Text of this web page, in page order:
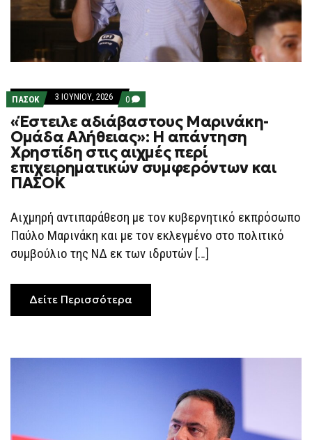
ΠΑΣΟΚ 3 ΙΟΥΝΊΟΥ, 2026 0 COMMENTS
ON
«ΈΣΤΕΙΛΕ
ΑΔΙΆΒΑΣΤΟΥΣ
ΜΑΡΙΝΆΚΗ-
ΟΜΆΔΑ
ΑΛΉΘΕΙΑΣ»:
Η
ΑΙΧΜΈΣ
ΠΕΡΊ
ΕΠΙΧΕΙΡΗΜΑΤΙΚΏΝ
ΣΥΜΦΕΡΌΝΤΩΝ
ΚΑΙ
«Έστειλε αδιάβαστους Μαρινάκη-
Ομάδα Αλήθειας»: Η απάντηση
Χρηστίδη στις αιχμές περί
επιχειρηματικών συμφερόντων και
ΠΑΣΟΚ
Αιχμηρή αντιπαράθεση με τον κυβερνητικό εκπρόσωπο
Παύλο Μαρινάκη και με τον εκλεγμένο στο πολιτικό
συμβούλιο της ΝΔ εκ των ιδρυτών […]
Δείτε Περισσότερα